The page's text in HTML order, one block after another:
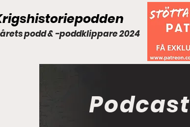
podd & -poddklippare 2024
Podcast